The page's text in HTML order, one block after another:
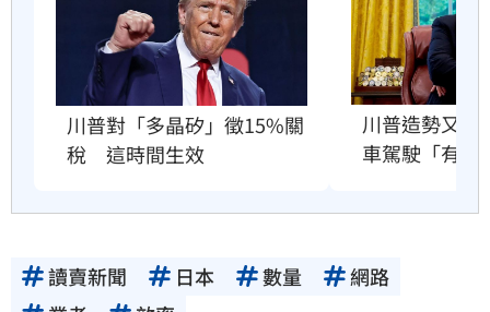
川普對「多晶矽」徵15%關
稅　這時間生效
川普造勢又出
車駕駛「有病
讀賣新聞 日本 數量
網路